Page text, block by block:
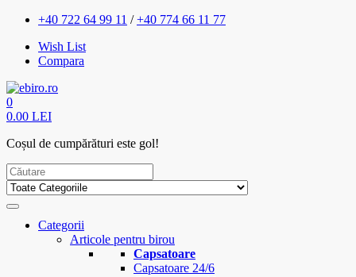
+40 722 64 99 11 /+40 774 66 11 77
Wish List
Compara
0
0.00 LEI
Coșul de cumpărături este gol!
Categorii
Articole pentru birou
Capsatoare
Capsatoare 24/6